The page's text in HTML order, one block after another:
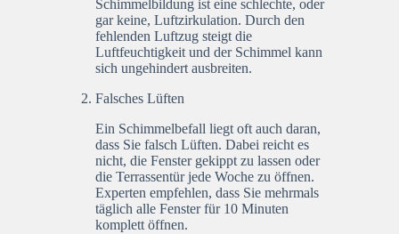
Schimmelbildung ist eine schlechte, oder
gar keine, Luftzirkulation. Durch den
fehlenden Luftzug steigt die
Luftfeuchtigkeit und der Schimmel kann
sich ungehindert ausbreiten.
Falsches Lüften
Ein Schimmelbefall liegt oft auch daran,
dass Sie falsch Lüften. Dabei reicht es
nicht, die Fenster gekippt zu lassen oder
die Terrassentür jede Woche zu öffnen.
Experten empfehlen, dass Sie mehrmals
täglich alle Fenster für 10 Minuten
komplett öffnen.